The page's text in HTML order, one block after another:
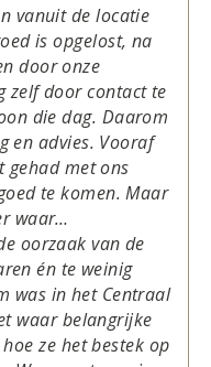
vanuit de locatie
is opgelost, na
door onze
zelf door contact te
die dag. Daarom
en advies. Vooraf
gehad met ons
te komen. Maar
waar…
oorzaak van de
én te weinig
was in het Centraal
waar belangrijke
ze het bestek op